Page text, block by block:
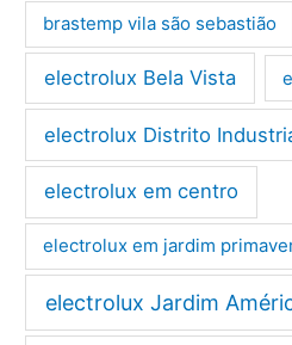
brastemp vila são sebastião
electrolux Bela Vista
electrolux Distrito
electrolux em centro
electrolux em jardim
electrolux Jardim